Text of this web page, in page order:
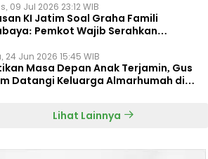
09 Jul 2026 23:12 WIB
KI Jatim Soal Graha Famili
Pemkot Wajib Serahkan
24 Jun 2026 15:45 WIB
Masa Depan Anak Terjamin, Gus
Datangi Keluarga Almarhumah di
Lihat Lainnya